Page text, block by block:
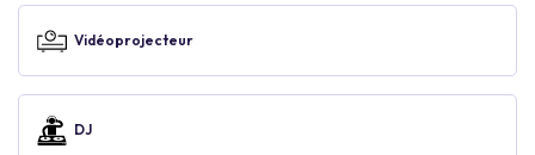
Vidéoprojecteur
DJ